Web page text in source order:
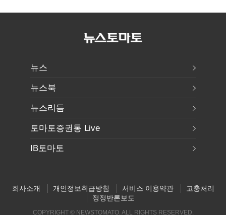
ESS 시장 공략
전성시대
서비스로 승부”
뉴스
뉴스북
뉴스리듬
토마토증권통 Live
IB토마토
회사소개 개인정보취급방침 서비스 이용약관
고충처리
정정반론보도
COPYRIGHT © NEWSTOMATO. ALL RIGHTS RESERVED.